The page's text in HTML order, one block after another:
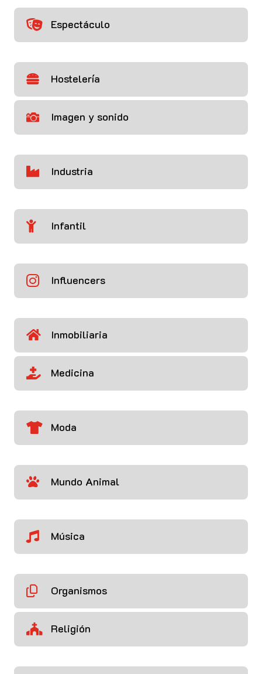
 Espectáculo
 Hostelería
 Imagen y sonido
 Industria
 Infantil
 Influencers
 Inmobiliaria
 Medicina
 Moda
 Mundo Animal
 Música
 Organismos
 Religión